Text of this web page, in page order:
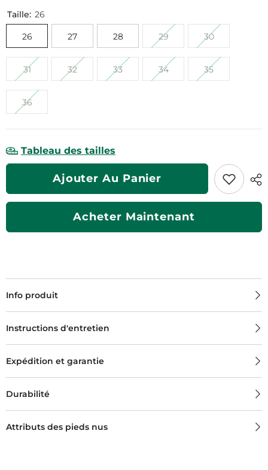
Taille: 26
26 27 28 29 30
31 32 33 34 35
36
Tableau des tailles
Ajouter Au Panier
Acheter Maintenant
Info produit
Instructions d'entretien
Expédition et garantie
Durabilité
Attributs des pieds nus